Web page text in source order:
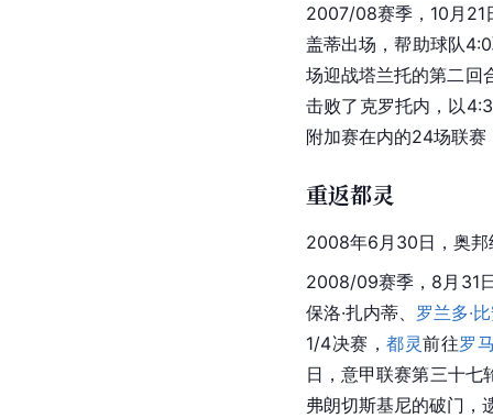
2007/08赛季，10月21
盖蒂出场，帮助球队
场迎战塔兰托的第二回
击败了克罗托内，以
附加赛在内的24场联
重返都灵
2008年6月30日，奥邦
2008/09赛季，8月31
保洛·扎内蒂
罗兰多·
1/4决赛，都灵前往罗
日，意甲联赛第三十七
弗朗切斯基尼的破门，